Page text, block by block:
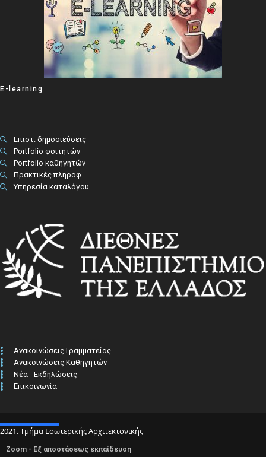
E-learning
Επιστ. δημοσιεύσεις
Portfolio φοιτητών
Portfolio καθηγητών
Πρακτικές πληροφ.​
Υπηρεσία καταλόγου
Ανακοινώσεις Γραμματείας
Ανακοινώσεις Καθηγητών
Νέα - Εκδηλώσεις
Επικοινωνία
2021. Τμήμα Εσωτερικής Αρχιτεκτονικής
Zoom - Εξ αποστάσεως εκπαίδευση